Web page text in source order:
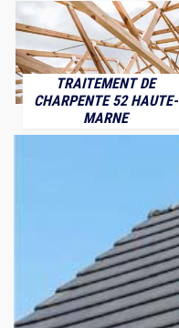
TRAITEMENT DE
CHARPENTE 52 HAUTE-
MARNE